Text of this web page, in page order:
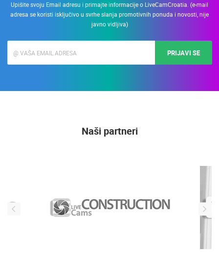
Upišite svoju Email adresu i primajte informacije o LiveCamCroatia. (e-mail
adresa se koristi isključivo u svrhe slanja promotivnih ponuda i novosti, nije
javno vidljiva)
PRIJAVI SE
Naši partneri